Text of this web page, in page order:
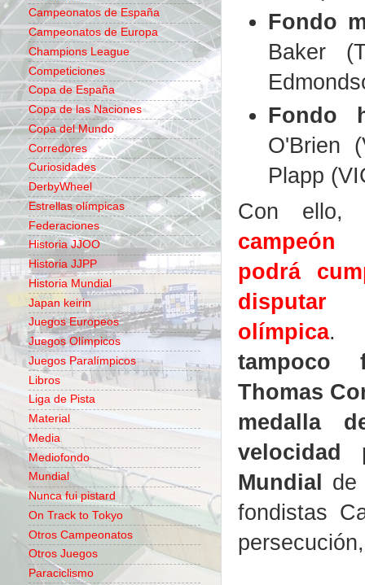
Fondo
Baker
Fondo
O'Brien
Plapp
Con
podrá
disputar
olímpica.
tampoco
Thomas
medalla
velocidad
Mundial de
fondistas
Campeonatos de España
Campeonatos de Europa
Champions League
Competiciones
Copa de España
Copa de las Naciones
Copa del Mundo
Corredores
Curiosidades
DerbyWheel
Estrellas olímpicas
Federaciones
Historia JJOO
Historia JJPP
Historia Mundial
Japan keirin
Juegos Europeos
Juegos Olímpicos
Juegos Paralímpicos
Libros
Liga de Pista
Material
Media
Mediofondo
Mundial
Nunca fui pistard
On Track to Tokyo
Otros Campeonatos
Otros Juegos
Paraciclismo